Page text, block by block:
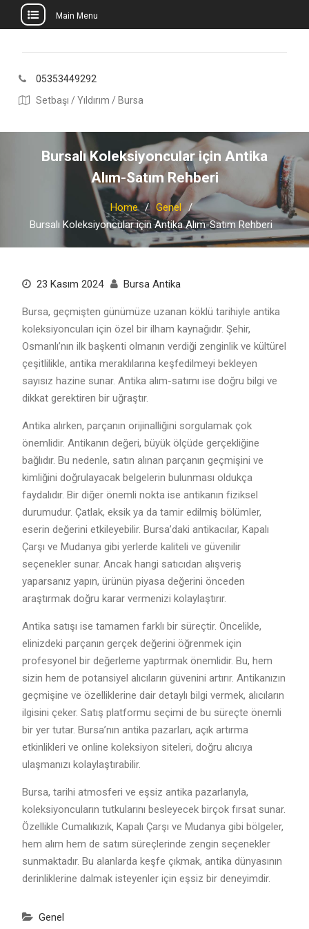
content
Main Menu
05353449292
Setbaşı / Yıldırım / Bursa
Bursalı Koleksiyoncular için Antika
Alım-Satım Rehberi
Home
Genel
Bursalı Koleksiyoncular için Antika Alım-Satım Rehberi
23 Kasım 2024 Bursa Antika
Bursa, geçmişten günümüze uzanan köklü tarihiyle antika
koleksiyoncuları için özel bir ilham kaynağıdır. Şehir,
Osmanlı’nın ilk başkenti olmanın verdiği zenginlik ve kültürel
çeşitlilikle, antika meraklılarına keşfedilmeyi bekleyen
sayısız hazine sunar. Antika alım-satımı ise doğru bilgi ve
dikkat gerektiren bir uğraştır.
Antika alırken, parçanın orijinalliğini sorgulamak çok
önemlidir. Antikanın değeri, büyük ölçüde gerçekliğine
bağlıdır. Bu nedenle, satın alınan parçanın geçmişini ve
kimliğini doğrulayacak belgelerin bulunması oldukça
faydalıdır. Bir diğer önemli nokta ise antikanın fiziksel
durumudur. Çatlak, eksik ya da tamir edilmiş bölümler,
eserin değerini etkileyebilir. Bursa’daki antikacılar, Kapalı
Çarşı ve Mudanya gibi yerlerde kaliteli ve güvenilir
seçenekler sunar. Ancak hangi satıcıdan alışveriş
yaparsanız yapın, ürünün piyasa değerini önceden
araştırmak doğru karar vermenizi kolaylaştırır.
Antika satışı ise tamamen farklı bir süreçtir. Öncelikle,
elinizdeki parçanın gerçek değerini öğrenmek için
profesyonel bir değerleme yaptırmak önemlidir. Bu, hem
sizin hem de potansiyel alıcıların güvenini artırır. Antikanızın
geçmişine ve özelliklerine dair detaylı bilgi vermek, alıcıların
ilgisini çeker. Satış platformu seçimi de bu süreçte önemli
bir yer tutar. Bursa’nın antika pazarları, açık artırma
etkinlikleri ve online koleksiyon siteleri, doğru alıcıya
ulaşmanızı kolaylaştırabilir.
Bursa, tarihi atmosferi ve eşsiz antika pazarlarıyla,
koleksiyoncuların tutkularını besleyecek birçok fırsat sunar.
Özellikle Cumalıkızık, Kapalı Çarşı ve Mudanya gibi bölgeler,
hem alım hem de satım süreçlerinde zengin seçenekler
sunmaktadır. Bu alanlarda keşfe çıkmak, antika dünyasının
derinliklerine dalmak isteyenler için eşsiz bir deneyimdir.
Genel